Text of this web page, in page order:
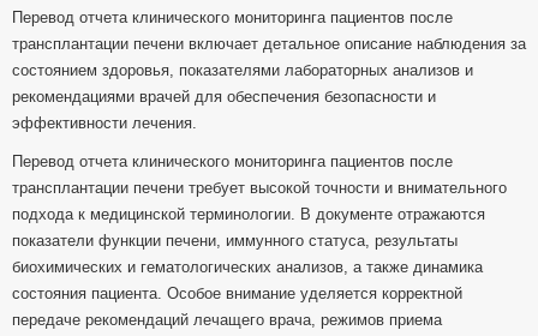
Перевод отчета клинического мониторинга пациентов после
трансплантации печени включает детальное описание наблюдения за
состоянием здоровья, показателями лабораторных анализов и
рекомендациями врачей для обеспечения безопасности и
эффективности лечения.
Перевод отчета клинического мониторинга пациентов после
трансплантации печени требует высокой точности и внимательного
подхода к медицинской терминологии. В документе отражаются
показатели функции печени, иммунного статуса, результаты
биохимических и гематологических анализов, а также динамика
состояния пациента. Особое внимание уделяется корректной
передаче рекомендаций лечащего врача, режимов приема